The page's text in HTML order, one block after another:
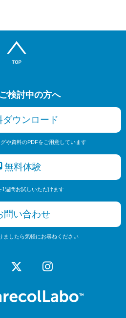
検討中の方へ
ウンロード
や資料のPDFをご用意しています
無料体験
1週間お試しいただけます
問い合わせ
ましたら気軽にお尋ねください